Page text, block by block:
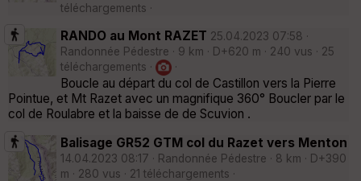
téléchargements ·
RANDO au Mont RAZET 25.04.2023 07:58 ·
Randonnée Pédestre · 9 km · D+620 m · 240 vus · 25
téléchargements ·
·
Boucle au départ du col de Castillon vers la Pierre
Pointue, et Mt Razet avec un magnifique 360° Boucler par le
col de Roulabre et la baisse de de Scuvion .
Balisage GR52 GTM col du Razet vers Menton
14.04.2023 08:17 · Randonnée Pédestre · 8 km · D+390
m · 280 vus · 21 téléchargements ·